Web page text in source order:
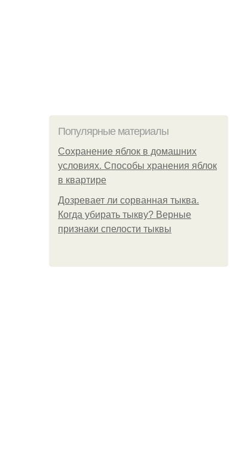
Популярные материалы
Сохранение яблок в домашних
условиях. Способы хранения яблок
в квартире
Дозревает ли сорванная тыква.
Когда убирать тыкву? Верные
признаки спелости тыквы